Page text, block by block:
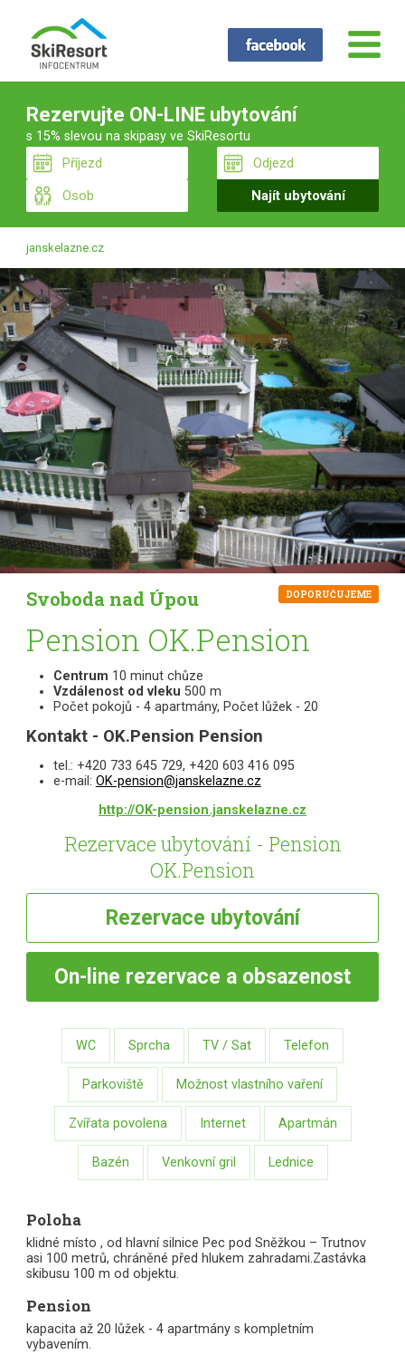
Rezervujte ON-LINE ubytování
s 15% slevou na skipasy ve SkiResortu
janskelazne.cz
Svoboda nad Úpou DOPORUČUJEME
Pension OK.Pension
Centrum 10 minut chůze
Vzdálenost od vleku 500 m
Počet pokojů - 4 apartmány, Počet lůžek - 20
Kontakt - OK.Pension Pension
tel.: +420 733 645 729, +420 603 416 095
e-mail: OK-pension@janskelazne.cz
http://OK-pension.janskelazne.cz
Rezervace ubytování - Pension
OK.Pension
Rezervace ubytování
On-line rezervace a obsazenost
WC Sprcha TV / Sat Telefon
Parkoviště Možnost vlastního vaření
Zvířata povolena Internet Apartmán
Bazén Venkovní gril Lednice
Poloha
klidné místo , od hlavní silnice Pec pod Sněžkou – Trutnov
asi 100 metrů, chráněné před hlukem zahradami.Zastávka
skibusu 100 m od objektu.
Pension
kapacita až 20 lůžek - 4 apartmány s kompletním
vybavením.